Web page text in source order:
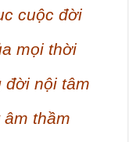
cuộc đời
mọi thời
đời nội tâm
thầm